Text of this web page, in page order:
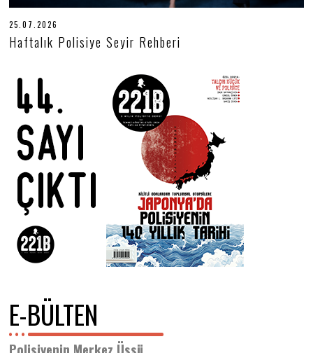
25.07.2026
5
.
2
Haftalık Polisiye Seyir Rehberi
E-BÜLTEN
Polisiyenin Merkez Üssü